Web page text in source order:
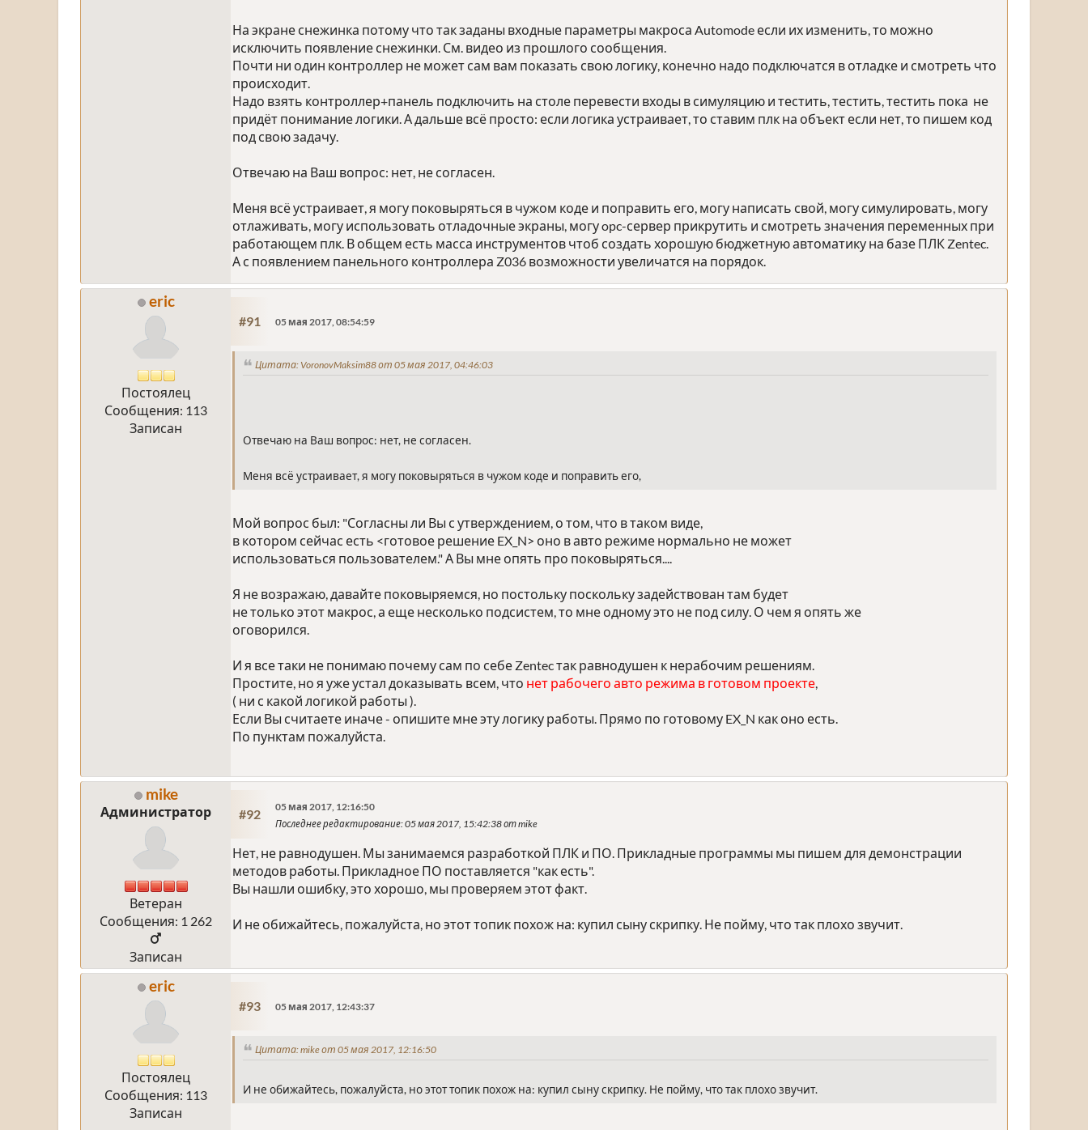
На экране снежинка потому что так заданы входные параметры макроса Automode если их изменить, то можно
исключить появление снежинки. См. видео из прошлого сообщения.
Почти ни один контроллер не может сам вам показать свою логику, конечно надо подключатся в отладке и смотреть что
происходит.
Надо взять контроллер+панель подключить на столе перевести входы в симуляцию и тестить, тестить, тестить пока не
придёт понимание логики. А дальше всё просто: если логика устраивает, то ставим плк на объект если нет, то пишем код
под свою задачу.
Отвечаю на Ваш вопрос: нет, не согласен.
Меня всё устраивает, я могу поковыряться в чужом коде и поправить его, могу написать свой, могу симулировать, могу
отлаживать, могу использовать отладочные экраны, могу opc-сервер прикрутить и смотреть значения переменных при
работающем плк. В общем есть масса инструментов чтоб создать хорошую бюджетную автоматику на базе ПЛК Zentec.
А с появлением панельного контроллера Z036 возможности увеличатся на порядок.
eric
Постоялец
Сообщения: 113
Записан
#91 05 мая 2017, 08:54:59
Цитата: VoronovMaksim88 от 05 мая 2017, 04:46:03
Отвечаю на Ваш вопрос: нет, не согласен.
Меня всё устраивает, я могу поковыряться в чужом коде и поправить его,
Мой вопрос был: "Согласны ли Вы с утверждением, о том, что в таком виде,
в котором сейчас есть <готовое решение EX_N> оно в авто режиме нормально не может
использоваться пользователем." А Вы мне опять про поковыряться....
Я не возражаю, давайте поковыряемся, но постольку поскольку задействован там будет
не только этот макрос, а еще несколько подсистем, то мне одному это не под силу. О чем я опять же
оговорился.
И я все таки не понимаю почему сам по себе Zentec так равнодушен к нерабочим решениям.
Простите, но я уже устал доказывать всем, что нет рабочего авто режима в готовом проекте,
( ни с какой логикой работы ).
Если Вы считаете иначе - опишите мне эту логику работы. Прямо по готовому EX_N как оно есть.
По пунктам пожалуйста.
mike
Администратор
Ветеран
Сообщения: 1 262
Записан
#92
05 мая 2017, 12:16:50
Последнее редактирование: 05 мая 2017, 15:42:38 от mike
Нет, не равнодушен. Мы занимаемся разработкой ПЛК и ПО. Прикладные программы мы пишем для демонстрации
методов работы. Прикладное ПО поставляется "как есть".
Вы нашли ошибку, это хорошо, мы проверяем этот факт.
И не обижайтесь, пожалуйста, но этот топик похож на: купил сыну скрипку. Не пойму, что так плохо звучит.
eric
Постоялец
Сообщения: 113
Записан
#93 05 мая 2017, 12:43:37
Цитата: mike от 05 мая 2017, 12:16:50
И не обижайтесь, пожалуйста, но этот топик похож на: купил сыну скрипку. Не пойму, что так плохо звучит.